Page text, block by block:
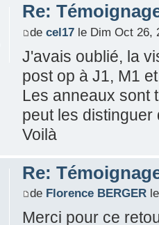
Re:
de cel17le Dim Oct 26,
J'avais oublié, la
post op à J1, M1
Les anneaux sont
peut les
Voilà
Re:
de Florence BERGERle
Merci pour ce